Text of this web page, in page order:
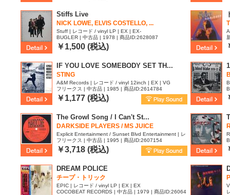
Stiffs Live
NICK LOWE, ELVIS COSTELLO, ...
Stuff | レコード / vinyl LP | EX | EX-
BUGLER | 中古品 | 1978 | 商品ID:2628087
￥1,500 (税込)
9
IF YOU LOVE SOMEBODY SET TH...
STING
A&M Records | レコード / vinyl 12inch | EX | VG
フリークス | 中古品 | 1985 | 商品ID:2614784
￥1,177 (税込)
The Growl Song / I Can't St...
DARKSIDE PLAYERS / MS JUICE
Explicit Entertainment / Sunset Blvd Entertainment | レ
コード / vinyl LP | EX | -
フリークス | 中古品 | 1995 | 商品ID:2607154
￥3,718 (税込)
DREAM POLICE
チープ・トリック
EPIC | レコード / vinyl LP | EX | EX
COCOBEAT RECORDS | 中古品 | 1979 | 商品ID:26064